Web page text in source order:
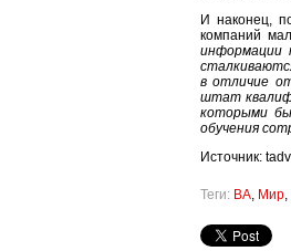
И наконец,
компаний
информации
в отличие
штат
которыми
обучения
Источник:
Теги: BA, Мир,